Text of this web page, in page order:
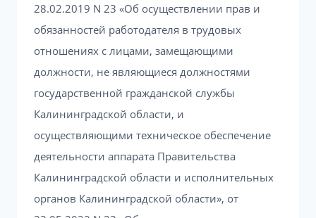
28.02.2019 N 23 «Об осуществлении прав и
обязанностей работодателя в трудовых
отношениях с лицами, замещающими
должности, не являющиеся должностями
государственной гражданской службы
Калининградской области, и
осуществляющими техническое обеспечение
деятельности аппарата Правительства
Калининградской области и исполнительных
органов Калининградской области», от